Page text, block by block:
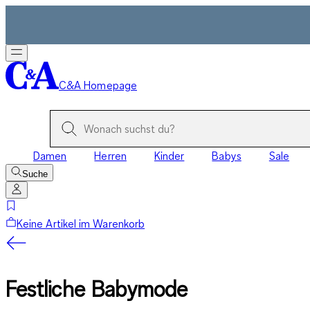
C&A Homepage
Damen Herren Kinder Babys Sale
Suche
Keine Artikel im Warenkorb
Festliche Babymode